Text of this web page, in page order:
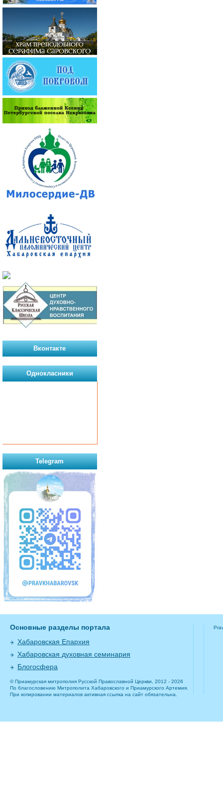
Вконтакте
Однокласники
Telegram
Основные разделы портала
Хабаровская Епархия
Хабаровская духовная семинария
Блогосфера
© Приамурская митрополия Русской Православной Церкви, 2012 - 2026
По благословению Митрополита Хабаровского и Приамурского Артемия.
При копировании материалов активная ссылка на сайт обязательна.